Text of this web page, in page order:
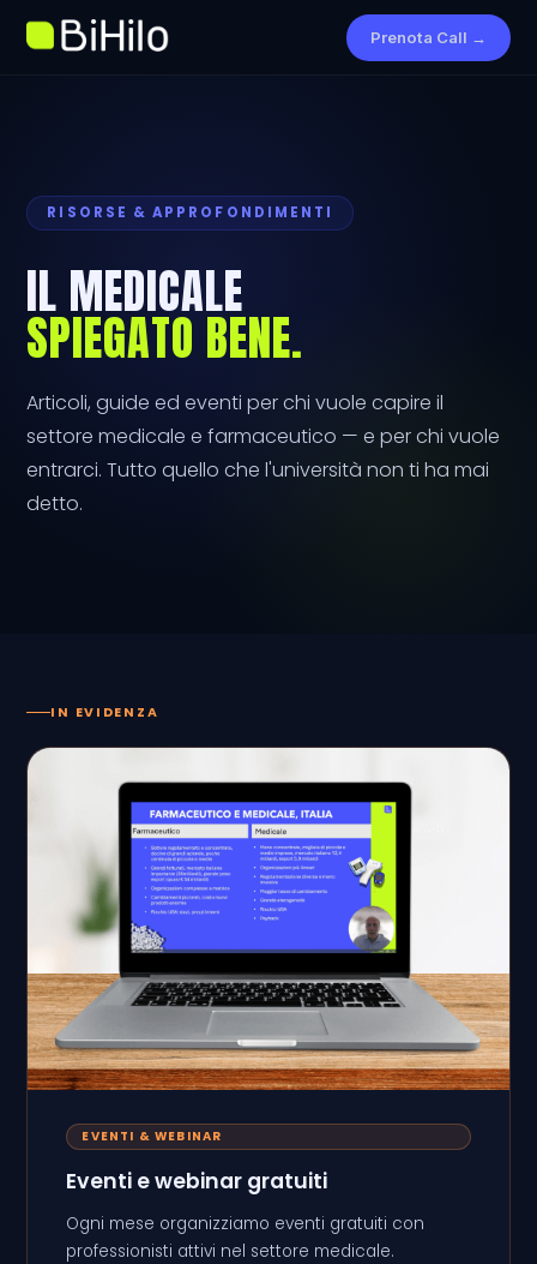
Prenota Call →
RISORSE & APPROFONDIMENTI
IL MEDICALE
SPIEGATO BENE.
Articoli, guide ed eventi per chi vuole capire il
settore medicale e farmaceutico — e per chi vuole
entrarci. Tutto quello che l'università non ti ha mai
detto.
IN EVIDENZA
EVENTI & WEBINAR
Eventi e webinar gratuiti
Ogni mese organizziamo eventi gratuiti con
professionisti attivi nel settore medicale.